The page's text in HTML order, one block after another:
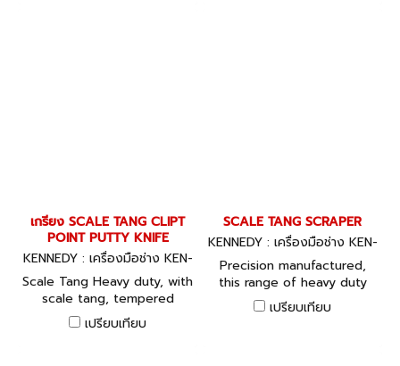
เกรียง SCALE TANG CLIPT
POINT PUTTY KNIFE
KENNEDY : เครื่องมือช่าง KEN-
533-5500K
Scale Tang Heavy duty, with
scale tang, tempered
flexible steel blade and bi
material comfort grips. Clipt
เปรียบเทียบ
SCALE TANG SCRAPER
KENNEDY : เครื่องมือช่าง KEN-
533-0400K, KEN-533-0410
K, KEN-533-0450K
Precision manufactured,
this range of heavy duty
scrapers with scale tangs
are the ideal product for
เปรียบเทียบ